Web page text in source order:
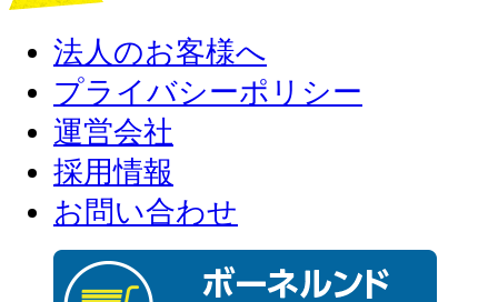
法人のお客様へ
プライバシーポリシー
運営会社
採用情報
お問い合わせ